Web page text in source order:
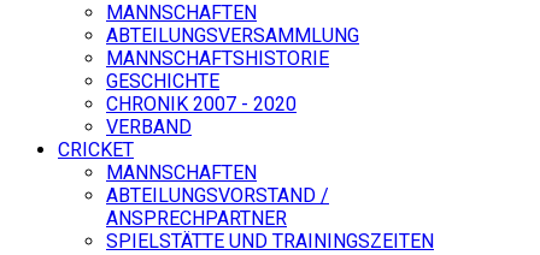
MANNSCHAFTEN
ABTEILUNGSVERSAMMLUNG
MANNSCHAFTSHISTORIE
GESCHICHTE
CHRONIK 2007 - 2020
VERBAND
CRICKET
MANNSCHAFTEN
ABTEILUNGSVORSTAND /
ANSPRECHPARTNER
SPIELSTÄTTE UND TRAININGSZEITEN